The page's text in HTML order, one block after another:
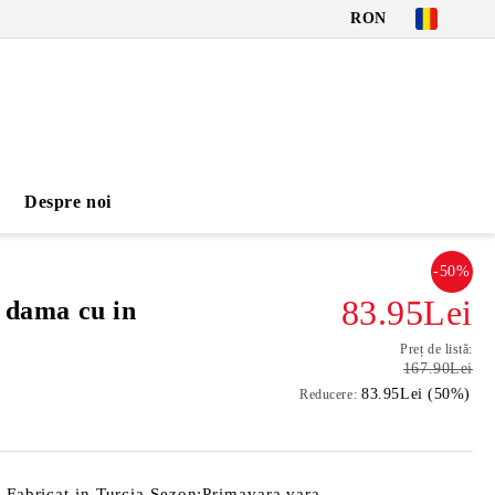
RON
Despre noi
cu in
-50%
83.95Lei
Preț de listă:
167.90Lei
Reducere: 83.95Lei (50%)